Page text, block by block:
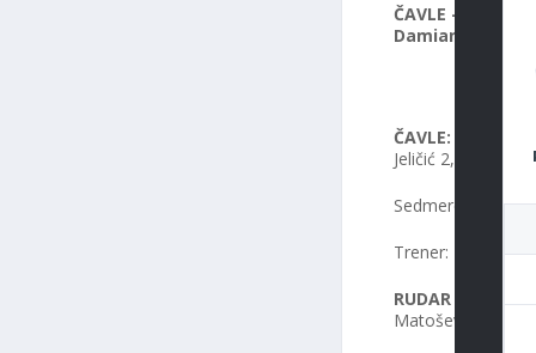
ČAVLE – SD
Damian Štifanić
ČAVLE:
Jonjić,
Jeličić 2, Humar 2,
Sedmerci: 3/3,
Trener: Damir
RUDAR ADRIA
Matošević 1,